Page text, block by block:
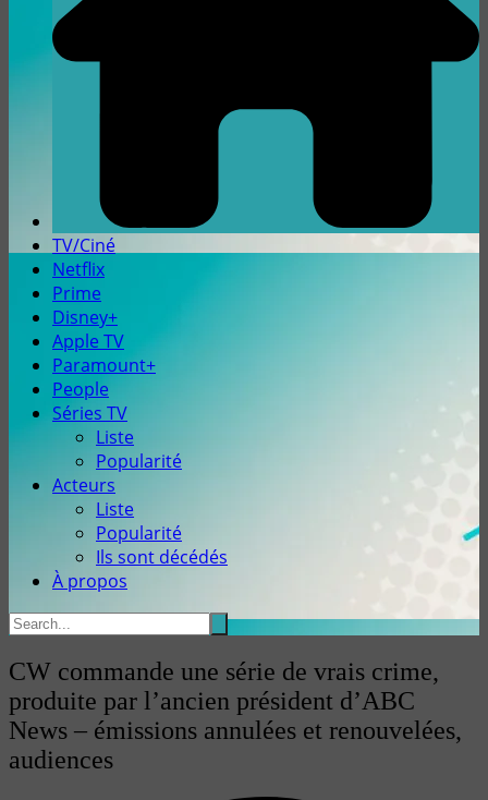
TV/Ciné
Netflix
Prime
Disney+
Apple TV
Paramount+
People
Séries TV
Liste
Popularité
Acteurs
Liste
Popularité
Ils sont décédés
À propos
CW commande une série de vrais crime,
produite par l’ancien président d’ABC
News – émissions annulées et renouvelées,
audiences